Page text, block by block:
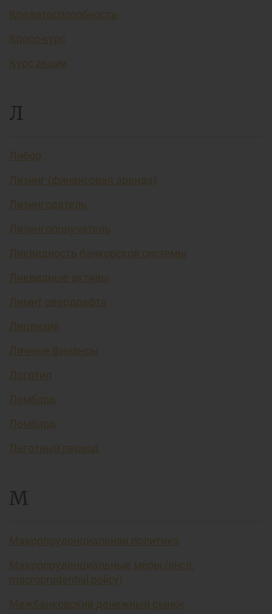
Кредитоспособность
Кросс-курс
Курс акции
Л
Либор
Лизинг (финансовая аренда)
Лизингодатель
Лизингополучатель
Ликвидность банковской системы
Ликвидные активы
Лимит овердрафта
Лицензия
Личные финансы
Логотип
Ломбард
Ломбард
Льготный период
М
Макропруденциальная политика
Макропруденциальные меры (англ.
macroprudential policy)
Межбанковский денежный рынок